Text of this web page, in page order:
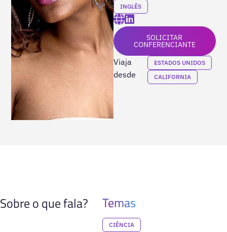
INGLÊS
SOLICITAR
CONFERENCIANTE
Viaja
desde
ESTADOS UNIDOS
CALIFORNIA
Sobre o que fala? Temas
CIÊNCIA